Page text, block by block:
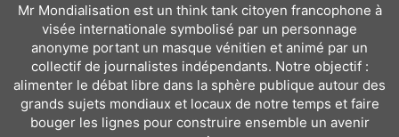
Mr Mondialisation est un think tank citoyen francophone à
visée internationale symbolisé par un personnage
anonyme portant un masque vénitien et animé par un
collectif de journalistes indépendants. Notre objectif :
alimenter le débat libre dans la sphère publique autour des
grands sujets mondiaux et locaux de notre temps et faire
bouger les lignes pour construire ensemble un avenir